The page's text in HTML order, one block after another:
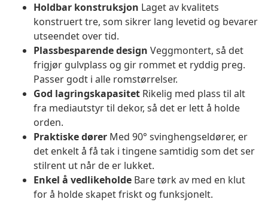
Holdbar konstruksjon Laget av kvalitets
konstruert tre, som sikrer lang levetid og bevarer
utseendet over tid.
Plassbesparende design Veggmontert, så det
frigjør gulvplass og gir rommet et ryddig preg.
Passer godt i alle romstørrelser.
God lagringskapasitet Rikelig med plass til alt
fra mediautstyr til dekor, så det er lett å holde
orden.
Praktiske dører Med 90° svinghengseldører, er
det enkelt å få tak i tingene samtidig som det ser
stilrent ut når de er lukket.
Enkel å vedlikeholde Bare tørk av med en klut
for å holde skapet friskt og funksjonelt.